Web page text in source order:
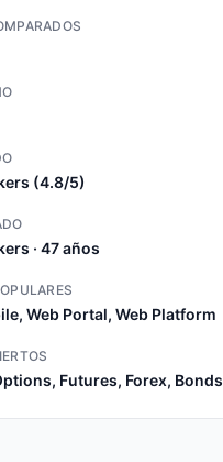
(4.8/5)
· 47 años
Web Portal, Web Platform
Futures, Forex, Bonds